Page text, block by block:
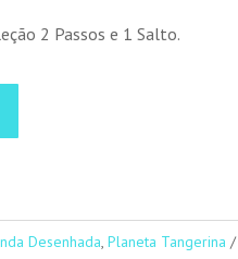
2 Passos e 1 Salto.
Desenhada, Planeta Tangerina